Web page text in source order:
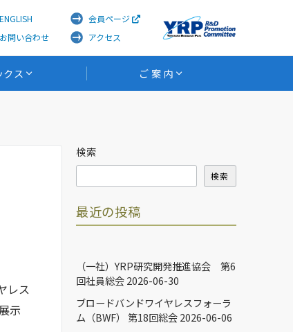
ENGLISH
会員ページ
お問い合わせ
アクセス
クス ご 案 内
レス
示
検索
検索
最近の投稿
（一社）YRP研究開発推進協会 第6
回社員総会 2026-06-30
ブロードバンドワイヤレスフォーラ
ム（BWF） 第18回総会 2026-06-06